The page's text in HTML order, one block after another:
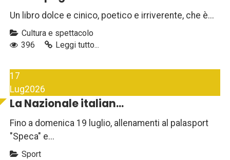
Un libro dolce e cinico, poetico e irriverente, che è...
Cultura e spettacolo
396
Leggi tutto...
17
Lug2026
La Nazionale italian...
Fino a domenica 19 luglio, allenamenti al palasport
"Speca" e...
Sport